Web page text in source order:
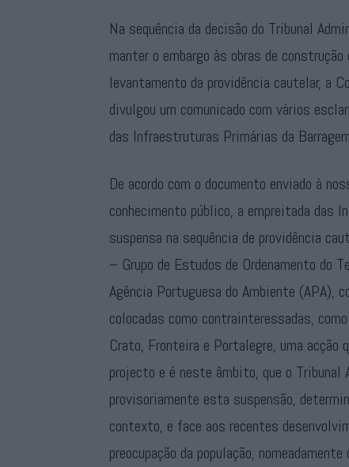
Na sequência da decisão do Tribunal
manter o embargo às obras de
levantamento da providência cautelar, a
divulgou um comunicado com vários
das Infraestruturas Primárias da
De acordo com o documento enviado à
conhecimento público, a empreitada das
suspensa na sequência de providência
– Grupo de Estudos de Ordenamento do
Agência Portuguesa do Ambiente (APA),
colocadas como contrainteressadas,
Crato, Fronteira e Portalegre, uma
projecto e é neste âmbito, que o
provisoriamente esta suspensão,
contexto, e face aos recentes
preocupação da população,